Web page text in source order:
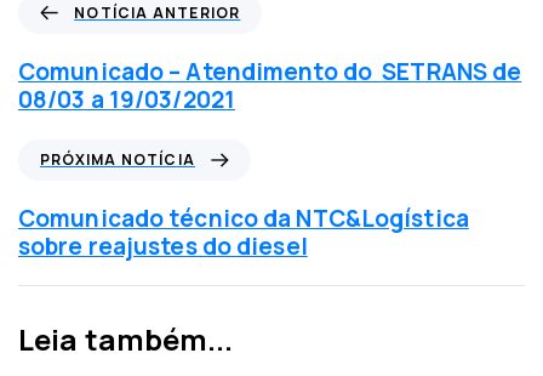
t
í
c
n
t
e
i
NOTÍCIA ANTERIOR
Comunicado – Atendimento do SETRANS de
08/03 a 19/03/2021
ó
x
i
m
n
PRÓXIMA NOTÍCIA
Comunicado técnico da NTC&Logística
sobre reajustes do diesel
Leia também...